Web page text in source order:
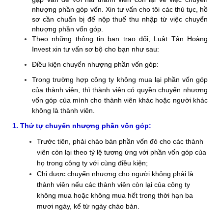
nhượng phần góp vốn. Xin tư vấn cho tôi các thủ tục, hồ
sơ cần chuẩn bị để nộp thuế thu nhập từ việc chuyển
nhượng phần vốn góp.
Theo những thông tin bạn trao đổi, Luật Tân Hoàng
Invest xin tư vấn sơ bộ cho bạn như sau:
Điều kiện chuyển nhượng phần vốn góp:
Trong trường hợp công ty không mua lại phần vốn góp
của thành viên, thì thành viên có quyền chuyển nhượng
vốn góp của mình cho thành viên khác hoặc người khác
không là thành viên.
1. Thứ tự chuyển nhượng phần vốn góp:
Trước tiên, phải chào bán phần vốn đó cho các thành
viên còn lại theo tỷ lệ tương ứng với phần vốn góp của
họ trong công ty với cùng điều kiện;
Chỉ được chuyển nhượng cho người không phải là
thành viên nếu các thành viên còn lại của công ty
không mua hoặc không mua hết trong thời hạn ba
mươi ngày, kể từ ngày chào bán.